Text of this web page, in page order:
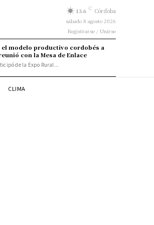
13.6 C Córdoba
sábado 8 agosto 2026
Registrarse / Unirse
modelo productivo cordobés a
con la Mesa de Enlace
de la Expo Rural...
CLIMA